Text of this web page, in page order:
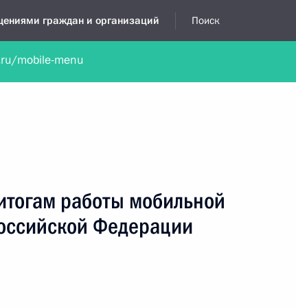
граждан и организаций Поиск
Обратиться в устной форме
работы мобильной
Федерации
mobile-menu